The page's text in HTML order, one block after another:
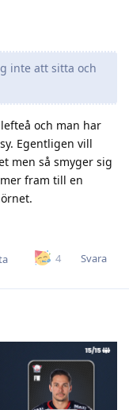
inte att sitta och
och man har
Egentligen vill
men så smyger sig
fram till en
4 Svara